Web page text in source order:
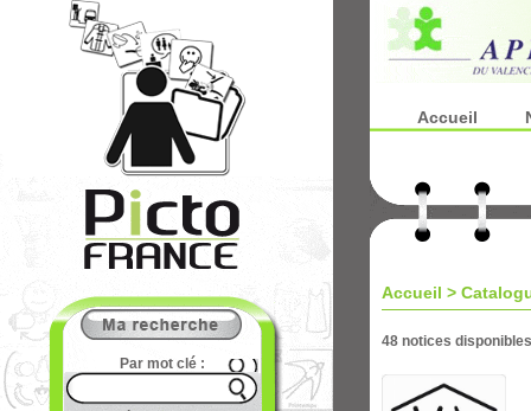
Par mot clé :
Accueil
Accueil >
48 notices disponibles